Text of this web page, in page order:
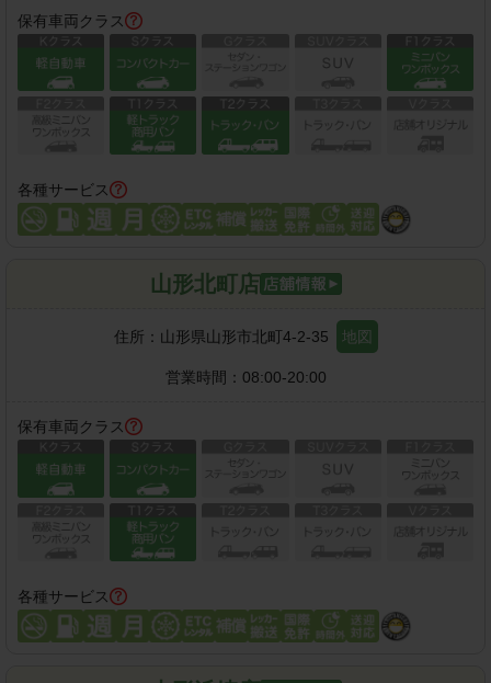
保有車両クラス
各種サービス
山形北町店
住所： 山形県山形市北町4-2-35 地図
営業時間： 08:00-20:00
保有車両クラス
各種サービス